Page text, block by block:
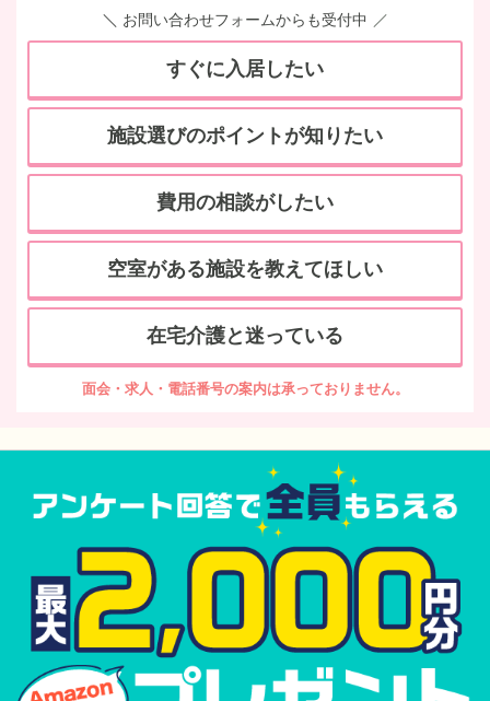
お問い合わせフォームからも受付中
すぐに入居したい
施設選びのポイントが知りたい
費用の相談がしたい
空室がある施設を教えてほしい
在宅介護と迷っている
面会・求人・電話番号の案内は承っておりません。